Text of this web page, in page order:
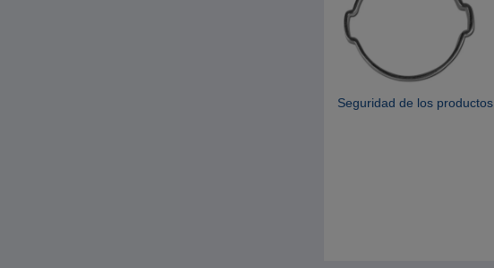
Seguridad de los productos